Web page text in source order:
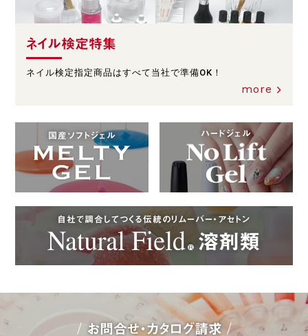
ネイル検定特集
ネイル検定指定商品はすべて当社で準備OK！
more
国産ソフトジェル ハードジェル
自社で調合してつくる伝統のリムーバー・アセトン
お問合せ・カタログ請求